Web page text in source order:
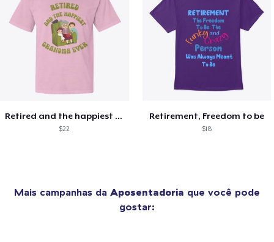
Retired and the happiest grandma ever
$22
Retirement, Freedom to be
$18
Mais campanhas da Aposentadoria que você pode
gostar: